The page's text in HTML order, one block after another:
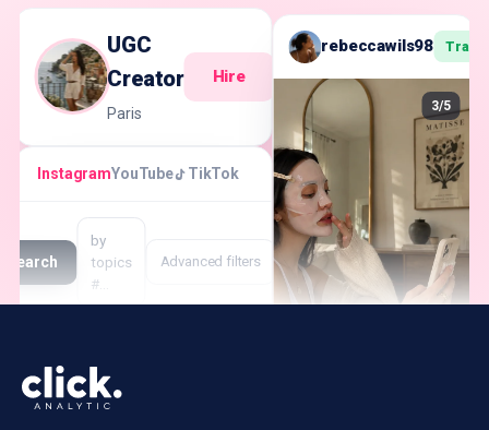
UGC
Creator
Paris
Hire
InstagramYouTube TikTok
Search
by
topics
#…
Advanced filters
rebeccawils98
3/5